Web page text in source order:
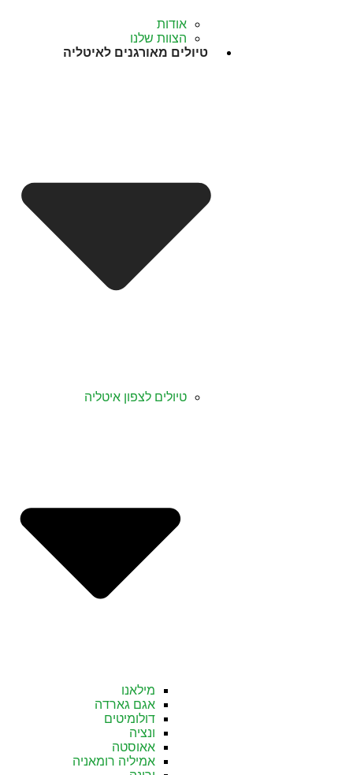
אודות
הצוות שלנו
טיולים מאורגנים לאיטליה
טיולים לצפון איטליה
מילאנו
אגם גארדה
דולומיטים
ונציה
אאוסטה
אמיליה רומאניה